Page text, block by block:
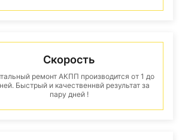
Скорость
ремонт АКПП производится от 1 до
Быстрый и качественнвй результат за
пару дней !